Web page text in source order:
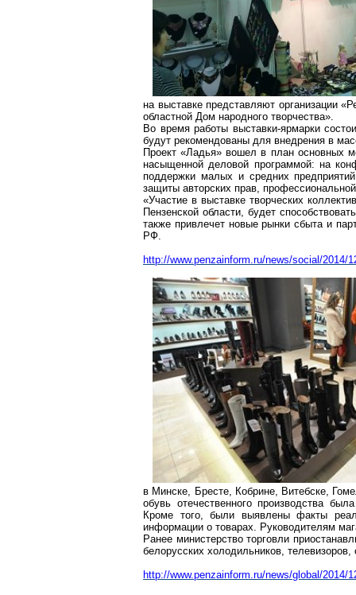
на выставке представляют организации
областной Дом народного творчества».
Во время работы выставки-ярмарки
будут рекомендованы для внедрения в
Проект «Ладья» вошел в план основных
насыщенной деловой программой: на
поддержки малых и средних
защиты авторских прав,
«Участие в выставке творческих
Пензенской области, будет
также привлечет новые рынки сбыта и
РФ.
http://www.penzainform.ru/news/social/
в Минске, Бресте, Кобрине, Витебске,
обувь отечественного производства
Кроме того, были выявлены факты
информации о товарах. Руководителям
Ранее министерство торговли
белорусских холодильников,
http://www.penzainform.ru/news/global/